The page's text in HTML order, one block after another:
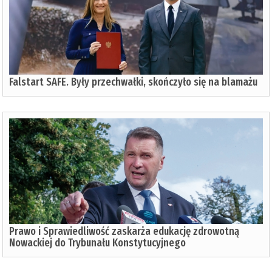
Falstart SAFE. Były przechwałki, skończyło się na blamażu
Prawo i Sprawiedliwość zaskarża edukację zdrowotną
Nowackiej do Trybunału Konstytucyjnego